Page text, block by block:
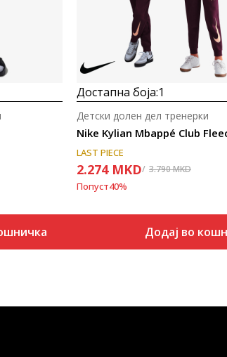
Достапна боја:1
Nike Kylian Mbappé Club
Детски долен дел тренерки
LAST PIECE
2.274 MKD 3.790MKD
Попуст40%
Додај во